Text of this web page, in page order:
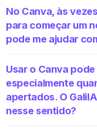
No Canva, às
para começar um
pode me ajudar
Usar o Canva
especialmente
apertados. O
nesse sentido?